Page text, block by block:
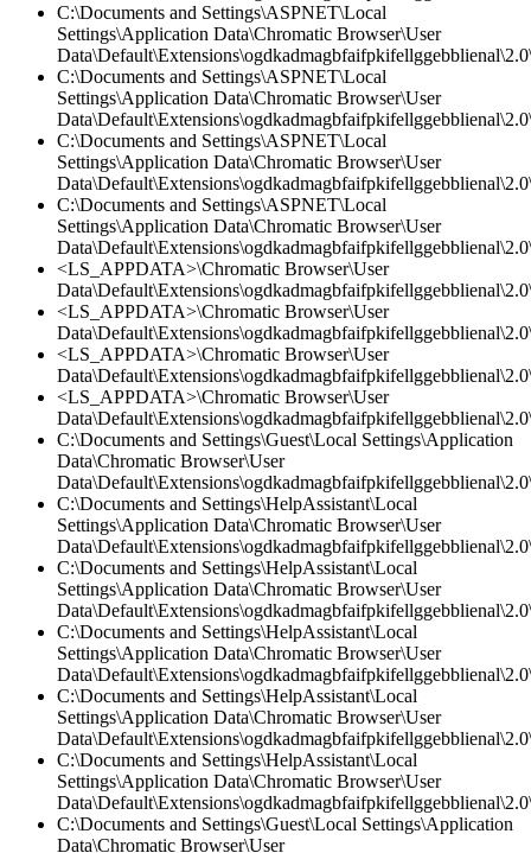
C:\Documents and Settings\ASPNET\Local
Settings\Application Data\Chromatic Browser\User
C:\Documents and Settings\ASPNET\Local
Settings\Application Data\Chromatic Browser\User
C:\Documents and Settings\ASPNET\Local
Settings\Application Data\Chromatic Browser\User
C:\Documents and Settings\ASPNET\Local
Settings\Application Data\Chromatic Browser\User
<LS_APPDATA>\Chromatic Browser\User
<LS_APPDATA>\Chromatic Browser\User
<LS_APPDATA>\Chromatic Browser\User
<LS_APPDATA>\Chromatic Browser\User
C:\Documents and Settings\Guest\Local Settings\Application
Data\Chromatic Browser\User
C:\Documents and Settings\HelpAssistant\Local
Settings\Application Data\Chromatic Browser\User
C:\Documents and Settings\HelpAssistant\Local
Settings\Application Data\Chromatic Browser\User
C:\Documents and Settings\HelpAssistant\Local
Settings\Application Data\Chromatic Browser\User
C:\Documents and Settings\HelpAssistant\Local
Settings\Application Data\Chromatic Browser\User
C:\Documents and Settings\HelpAssistant\Local
Settings\Application Data\Chromatic Browser\User
C:\Documents and Settings\Guest\Local Settings\Application
Data\Chromatic Browser\User